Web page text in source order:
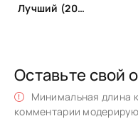
Лучший (2011)
Оставьте свой
Минимальная длина
комментарии